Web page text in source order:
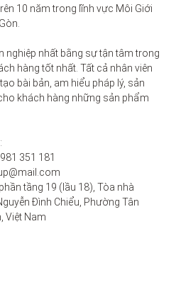
10 năm trong lĩnh vực Môi Giới
nghiệp nhất bằng sự tận tâm trong
hàng tốt nhất. Tất cả nhân viên
bài bản, am hiểu pháp lý, sản
khách hàng những sản phẩm
351 181
tầng 19 (lầu 18), Tòa nhà
Đình Chiểu, Phường Tân
Việt Nam